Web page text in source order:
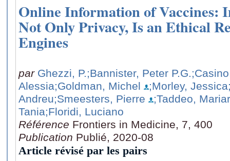
Online Information of Vaccines:
Not Only Privacy, Is an Ethical
Engines
par Ghezzi, P.;Bannister, Peter P.G.
Alessia;Goldman, Michel ;Morley, Jessica
Andreu;Smeesters, Pierre
;Taddeo,
Tania;Floridi, Luciano
Référence Frontiers in Medicine, 7, 400
Publication Publié, 2020-08
Article révisé par les pairs